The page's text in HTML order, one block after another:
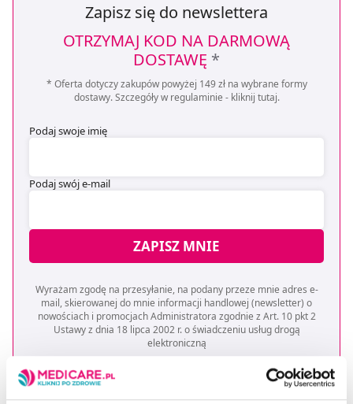
Zapisz się do newslettera
OTRZYMAJ KOD NA DARMOWĄ
DOSTAWĘ *
* Oferta dotyczy zakupów powyżej 149 zł na wybrane formy
dostawy. Szczegóły w regulaminie - kliknij tutaj.
Podaj swoje imię
Podaj swój e-mail
ZAPISZ MNIE
Wyrażam zgodę na przesyłanie, na podany przeze mnie adres e-
mail, skierowanej do mnie informacji handlowej (newsletter) o
nowościach i promocjach Administratora zgodnie z Art. 10 pkt 2
Ustawy z dnia 18 lipca 2002 r. o świadczeniu usług drogą
elektroniczną
tutaj.